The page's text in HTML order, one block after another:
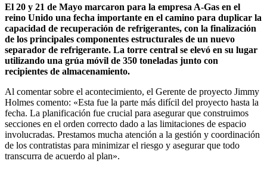
El 20 y 21 de Mayo marcaron para la empresa A-Gas en el
reino Unido una fecha importante en el camino para duplicar la
capacidad de recuperación de refrigerantes, con la finalización
de los principales componentes estructurales de un nuevo
separador de refrigerante. La torre central se elevó en su lugar
utilizando una grúa móvil de 350 toneladas junto con
recipientes de almacenamiento.
Al comentar sobre el acontecimiento, el Gerente de proyecto Jimmy
Holmes comento: «Esta fue la parte más difícil del proyecto hasta la
fecha. La planificación fue crucial para asegurar que construimos
secciones en el orden correcto dado a las limitaciones de espacio
involucradas. Prestamos mucha atención a la gestión y coordinación
de los contratistas para minimizar el riesgo y asegurar que todo
transcurra de acuerdo al plan».